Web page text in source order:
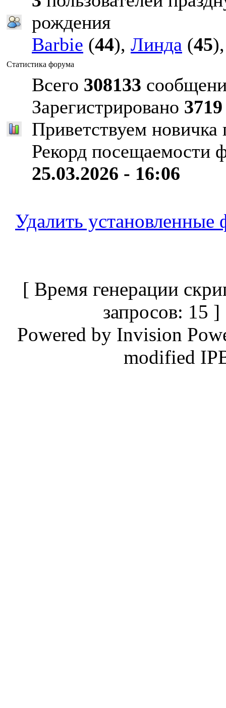
рождения
Barbie (44), Линда (45
Статистика форума
Всего 308133
Зарегистрировано 3719
Приветствуем
Рекорд посещаемости
25.03.2026 - 16:06
Удалить
[ Время генерации
запросов:
Powered by Invision
modified